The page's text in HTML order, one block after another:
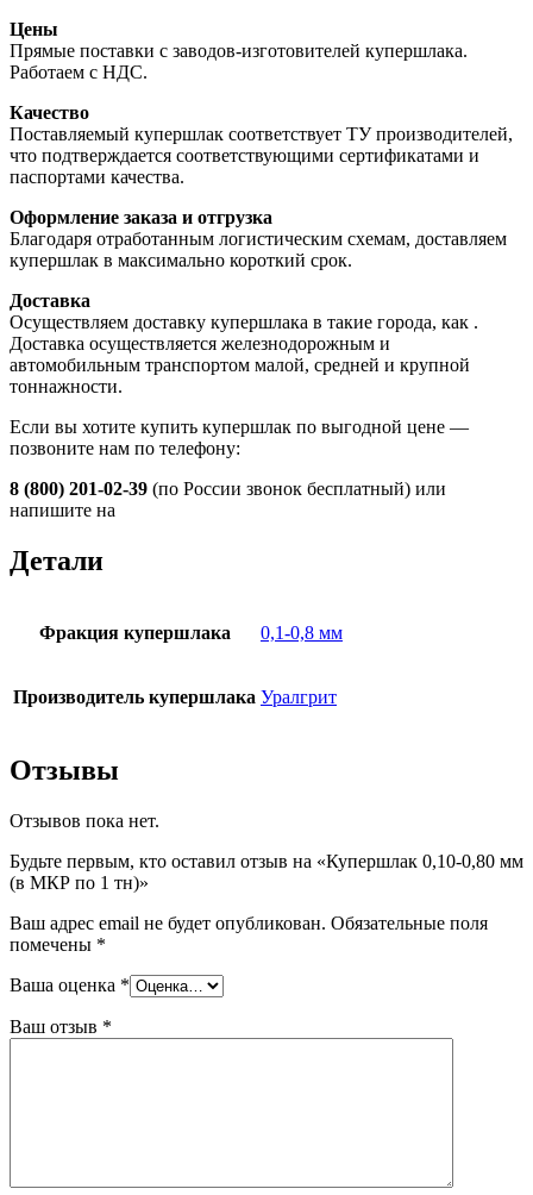
Цены
Прямые поставки с заводов-изготовителей купершлака.
Работаем с НДС.
Качество
Поставляемый купершлак соответствует ТУ производителей,
что подтверждается соответствующими сертификатами и
паспортами качества.
Оформление заказа и отгрузка
Благодаря отработанным логистическим схемам, доставляем
купершлак в максимально короткий срок.
Доставка
Осуществляем доставку купершлака в такие города, как .
Доставка осуществляется железнодорожным и
автомобильным транспортом малой, средней и крупной
тоннажности.
Если вы хотите купить купершлак по выгодной цене —
позвоните нам по телефону:
8 (800) 201-02-39 (по России звонок бесплатный) или
напишите на
Детали
Фракция купершлака 0,1-0,8 мм
Производитель купершлака Уралгрит
Отзывы
Отзывов пока нет.
Будьте первым, кто оставил отзыв на «Купершлак 0,10-0,80 мм
(в МКР по 1 тн)»
Ваш адрес email не будет опубликован. Обязательные поля
помечены *
Ваша оценка *
Ваш отзыв *